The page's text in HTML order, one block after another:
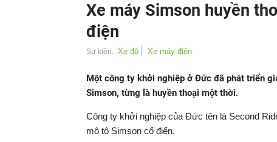
Xe máy Simson huyền
điện
Sự kiện: Xe độ Xe máy điện
Một công ty khởi nghiệp ở Đức đã phát triển
Simson, từng là huyền thoại một thời.
Công ty khởi nghiệp của Đức tên là Second
mô tô Simson cổ điển.